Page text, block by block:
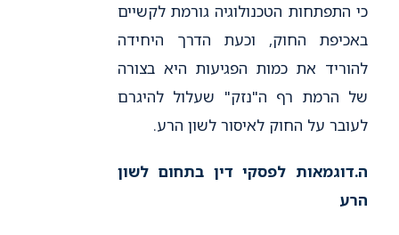
כי התפתחות הטכנולוגיה גורמת לקשיים
באכיפת החוק, וכעת הדרך היחידה
להוריד את כמות הפגיעות היא בצורה
של הרמת רף ה"נזק" שעלול להיגרם
לעובר על החוק לאיסור לשון הרע.
ה.דוגמאות לפסקי דין בתחום לשון
הרע